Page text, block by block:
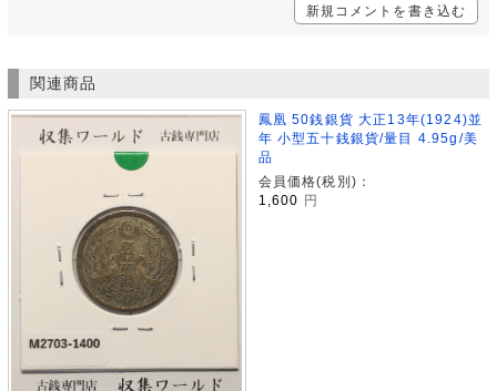
新規コメントを書き込む
関連商品
鳳凰 50銭銀貨 大正13年(1924)並
年 小型五十銭銀貨/量目 4.95g/美
品
会員価格(税別)：
1,600
円